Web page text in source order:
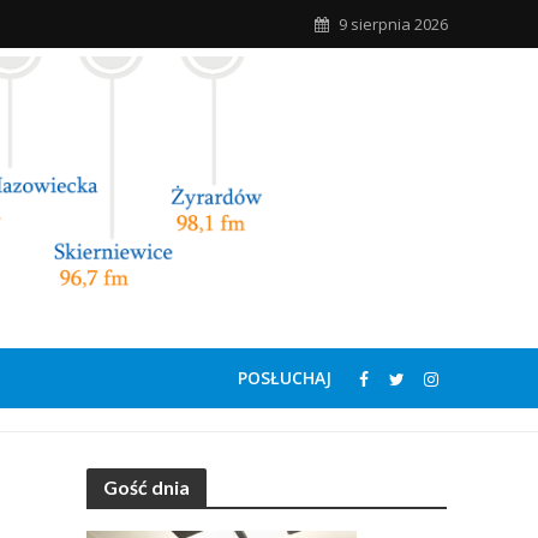
9 sierpnia 2026
POSŁUCHAJ
Gość dnia